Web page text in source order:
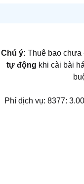
Chú ý: Thuê bao
tự động khi cài bài
Phí dịch vụ: 8377: